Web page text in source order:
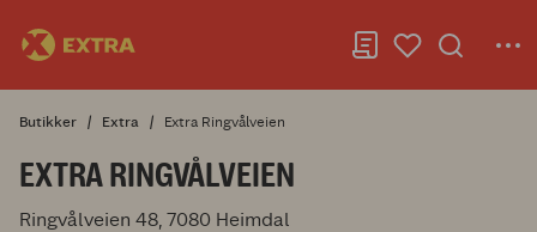
Butikker Extra Extra Ringvålveien
EXTRA RINGVÅLVEIEN
Ringvålveien 48, 7080 Heimdal